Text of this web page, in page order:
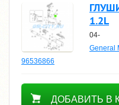
1.2L
04-
General
96536866
Уточнить цену
ДОБАВИТЬ В